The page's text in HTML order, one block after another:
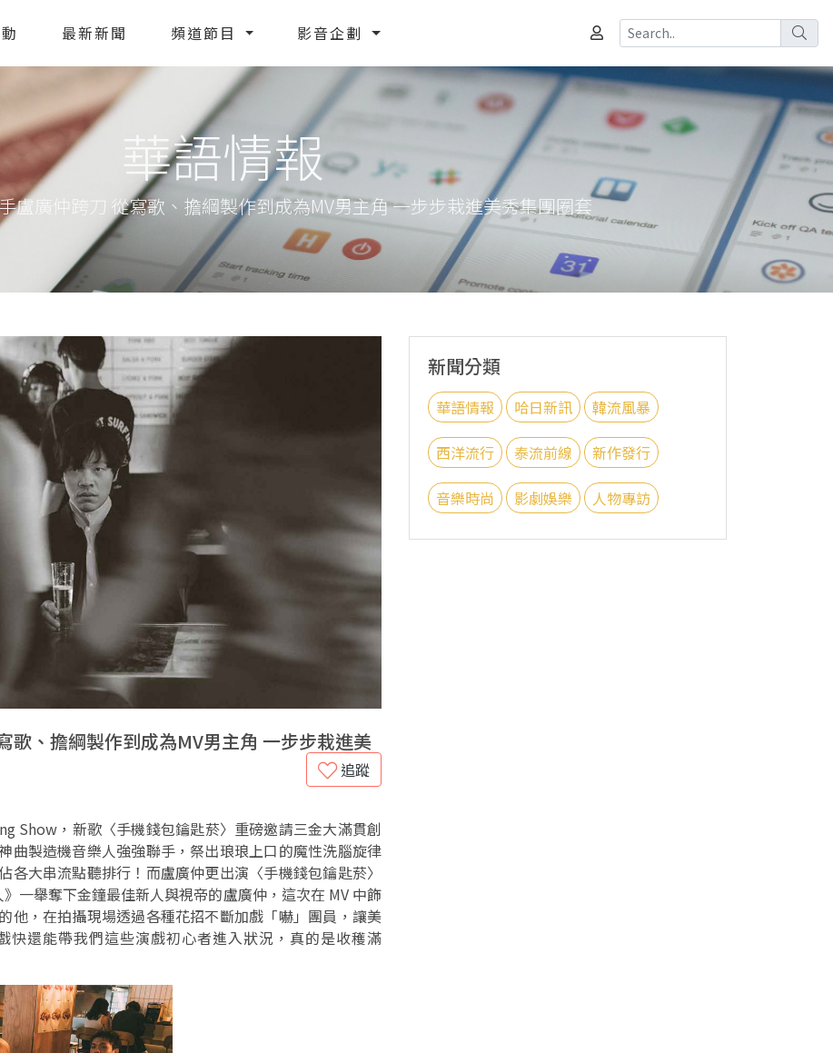
最新新聞 頻道節目 影音企劃
華語情報
盧廣仲跨刀 從寫歌、擔綱製作到成為MV男主角 一步步栽進美秀集團圈套
歌、擔綱製作到成為MV男主角 一步步栽進美
追蹤
Show，新歌〈手機錢包鑰匙菸〉重磅邀請三金大滿貫創
曲製造機音樂人強強聯手，祭出琅琅上口的魔性洗腦旋律
大串流點聽排行！而盧廣仲更出演〈手機錢包鑰匙菸〉
一舉奪下金鐘最佳新人與視帝的盧廣仲，這次在 MV 中飾
他，在拍攝現場透過各種花招不斷加戲「嚇」團員，讓美
快還能帶我們這些演戲初心者進入狀況，真的是收穫滿
新聞分類
華語情報 哈日新訊 韓流風暴
西洋流行 泰流前線 新作發行
音樂時尚 影劇娛樂 人物專訪